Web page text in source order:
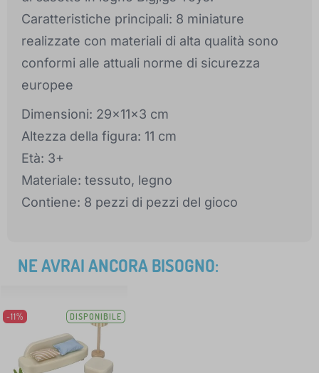
Caratteristiche principali: 8 miniature
realizzate con materiali di alta qualità sono
conformi alle attuali norme di sicurezza
europee
Dimensioni: 29x11x3 cm
Altezza della figura: 11 cm
Età: 3+
Materiale: tessuto, legno
Contiene: 8 pezzi di pezzi del gioco
NE AVRAI ANCORA BISOGNO:
-11% DISPONIBILE